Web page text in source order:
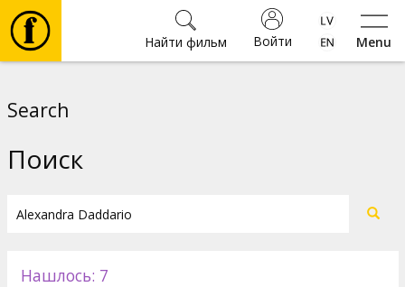
Menu
Войти
Найти фильм
Search
Поиск
Нашлось: 7